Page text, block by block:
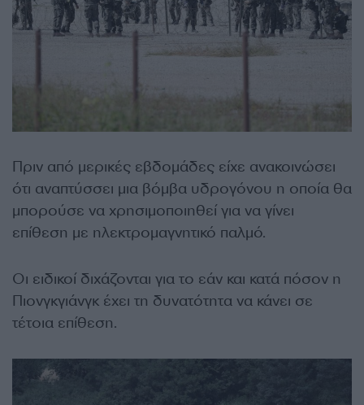
Πριν από μερικές εβδομάδες είχε ανακοινώσει
ότι αναπτύσσει μια βόμβα υδρογόνου η οποία θα
μπορούσε να χρησιμοποιηθεί για να γίνει
επίθεση με ηλεκτρομαγνητικό παλμό.
Οι ειδικοί διχάζονται για το εάν και κατά πόσον η
Πιονγκγιάνγκ έχει τη δυνατότητα να κάνει σε
τέτοια επίθεση.